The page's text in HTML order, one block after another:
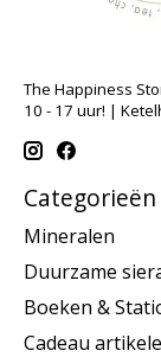
The Happiness
10 - 17 uur! |
Categorieën
Mineralen
Duurzame
Boeken &
Cadeau